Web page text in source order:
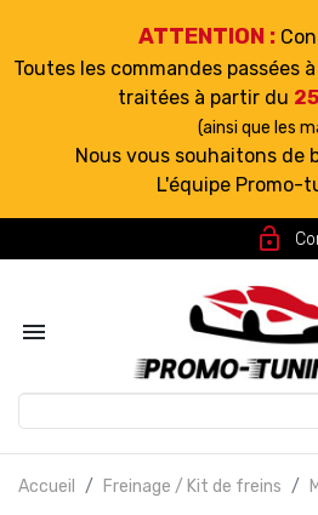
ATTENTION :
Toutes les commandes passées
traitées à partir du
(ainsi que les
Nous vous souhaitons de
L'équipe Promo-
lock_open

Accueil Freinage / Kit de freins